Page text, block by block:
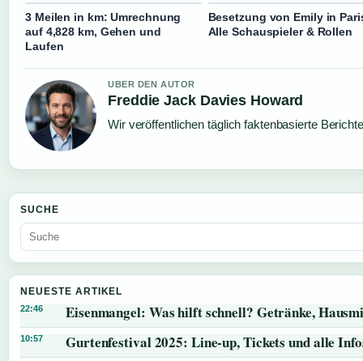
3 Meilen in km: Umrechnung
auf 4,828 km, Gehen und
Laufen
Besetzung von Emily in
Alle Schauspieler & Rollen
UBER DEN AUTOR
Freddie Jack Davies Howard
Wir veröffentlichen täglich faktenbasierte
SUCHE
NEUESTE ARTIKEL
22:46 Eisenmangel: Was hilft schnell? Getränke,
10:57 Gurtenfestival 2025: Line-up, Tickets und alle